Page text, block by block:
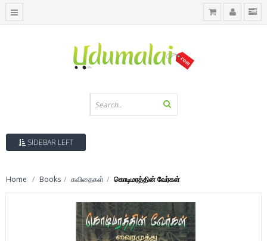
SIDEBAR LEFT
Home Books கவிதைகள் கொடிமரத்தின் வேர்கள்